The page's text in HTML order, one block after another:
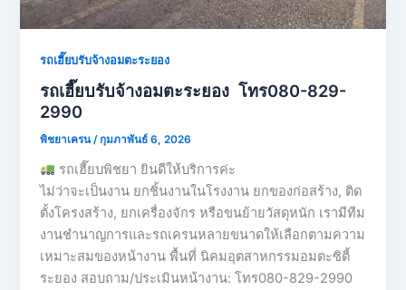
รถเฮี๊ยบรับจ้างอมตะระยอง
รถเฮี๊ยบรับจ้างอมตะระยอง โทร080-829-
2990
พิชยาเครน/กุมภาพันธ์ 6, 2026
รถเฮี๊ยบพิชยา ยินดีให้บริการค่ะ
ไม่ว่าจะเป็นงาน ยกชิ้นงานในโรงงาน ยกของก่อสร้าง, ติด
ตั้งโครงสร้าง, ยกเครื่องจักร หรือขนย้ายวัสดุหนัก เรามีทีม
งานชำนาญการและรถเครนหลายขนาดให้เลือกตามความ
เหมาะสมของหน้างาน พื้นที่ นิคมอุตสาหกรรมอมตะซิตี้
ระยอง สอบถาม/ประเมินหน้างาน: โทร080-829-2990